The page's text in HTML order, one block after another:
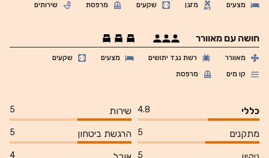
מצעים מזגן שקעים מרפסת שירותים
חושה עם מאוורר
מאוורר רשת נגד יתושים מצעים
שקעים
קו מים
מרפסת
כללי 4.8 שירות 5
מתקנים 5 הרגשת ביטחון 5
5
4